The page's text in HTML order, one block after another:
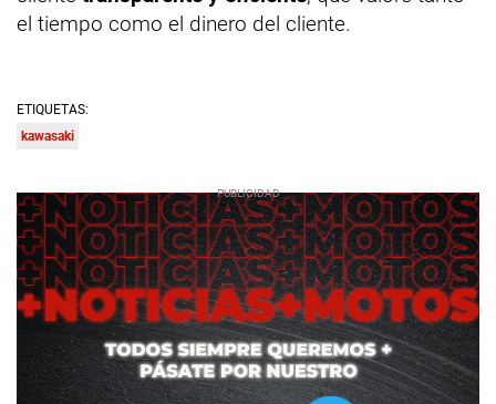
el tiempo como el dinero del cliente.
ETIQUETAS:
kawasaki